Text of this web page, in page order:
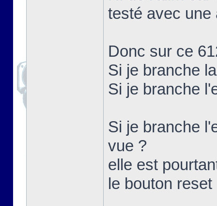
testé avec une
Donc sur ce
Si je branche
Si je branche
Si je branche
vue ?
elle est
le bouton